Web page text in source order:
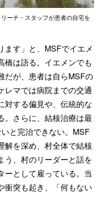
ーチ・スタッフが患者の自宅を
ます」と、MSFでイエメ
橋は語る。イエメンでも
だが、患者は自らMSFの
レマでは病院までの交通
対する偏見や、伝統的な
。さらに、結核治療は最
と完治できない。MSF
解を深め、村全体で結核
う、村のリーダーと話を
ーとして雇っている。当
衝突も起き、「何もない